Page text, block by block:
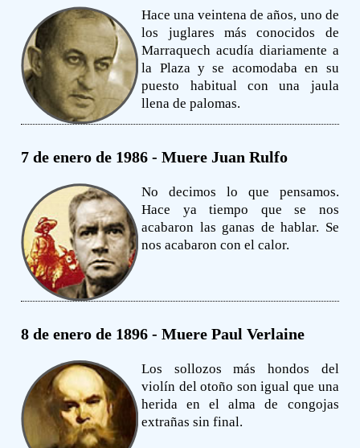
Hace una veintena de años, uno de
los juglares más conocidos de
Marraquech acudía diariamente a
la Plaza y se acomodaba en su
puesto habitual con una jaula
llena de palomas.
7 de enero de 1986 - Muere Juan Rulfo
No decimos lo que pensamos.
Hace ya tiempo que se nos
acabaron las ganas de hablar. Se
nos acabaron con el calor.
8 de enero de 1896 - Muere Paul Verlaine
Los sollozos más hondos del
violín del otoño son igual que una
herida en el alma de congojas
extrañas sin final.